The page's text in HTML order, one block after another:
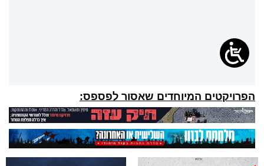
הפרויקטים המיוחדים שאסור לפספס: